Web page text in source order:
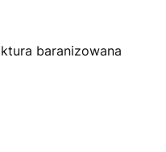
baranizowana